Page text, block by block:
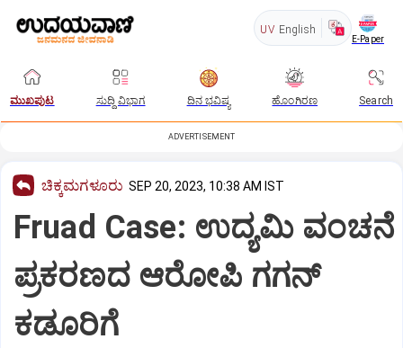
UV English
E-Paper
ಮುಖಪುಟ ಸುದ್ದಿ ವಿಭಾಗ ದಿನ ಭವಿಷ್ಯ ಹೊಂಗಿರಣ Search
ADVERTISEMENT
ಚಿಕ್ಕಮಗಳೂರು SEP 20, 2023, 10:38 AM IST
Fruad Case: ಉದ್ಯಮಿ ವಂಚನೆ
ಪ್ರಕರಣದ ಆರೋಪಿ ಗಗನ್
ಕಡೂರಿಗೆ